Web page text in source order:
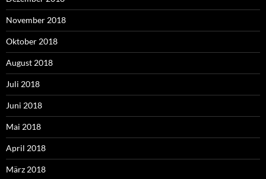
November 2018
Oktober 2018
August 2018
Juli 2018
Juni 2018
Mai 2018
April 2018
März 2018